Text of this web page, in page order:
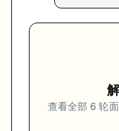
查看全部6 轮